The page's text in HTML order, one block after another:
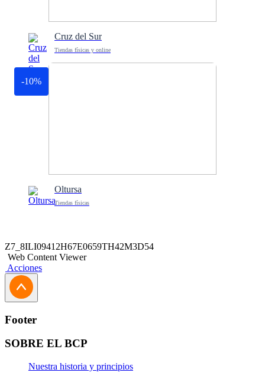
Cruz del Sur
Tiendas físicas y online
-10%
Oltursa
Tiendas físicas
Z7_8ILI09412H67E0659TH42M3D54
Web Content Viewer
Acciones
Footer
SOBRE EL BCP
Nuestra historia y principios